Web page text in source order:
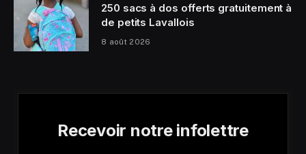
250 sacs à dos offerts gratuitement à
de petits Lavallois
8 août 2026
Recevoir notre infolettre